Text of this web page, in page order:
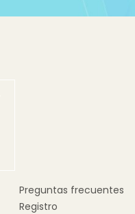
Preguntas frecuentes
Registro